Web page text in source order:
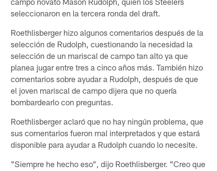
seleccionaron en la tercera ronda del draft.
Roethlisberger hizo algunos comentarios después de la
selección de Rudolph, cuestionando la necesidad la
selección de un mariscal de campo tan alto ya que
planea jugar entre tres a cinco años más. También hizo
comentarios sobre ayudar a Rudolph, después de que
el joven mariscal de campo dijera que no quería
bombardearlo con preguntas.
Roethlisberger aclaró que no hay ningún problema, que
sus comentarios fueron mal interpretados y que estará
disponible para ayudar a Rudolph cuando lo necesite.
"Siempre he hecho eso", dijo Roethlisberger. "Creo que